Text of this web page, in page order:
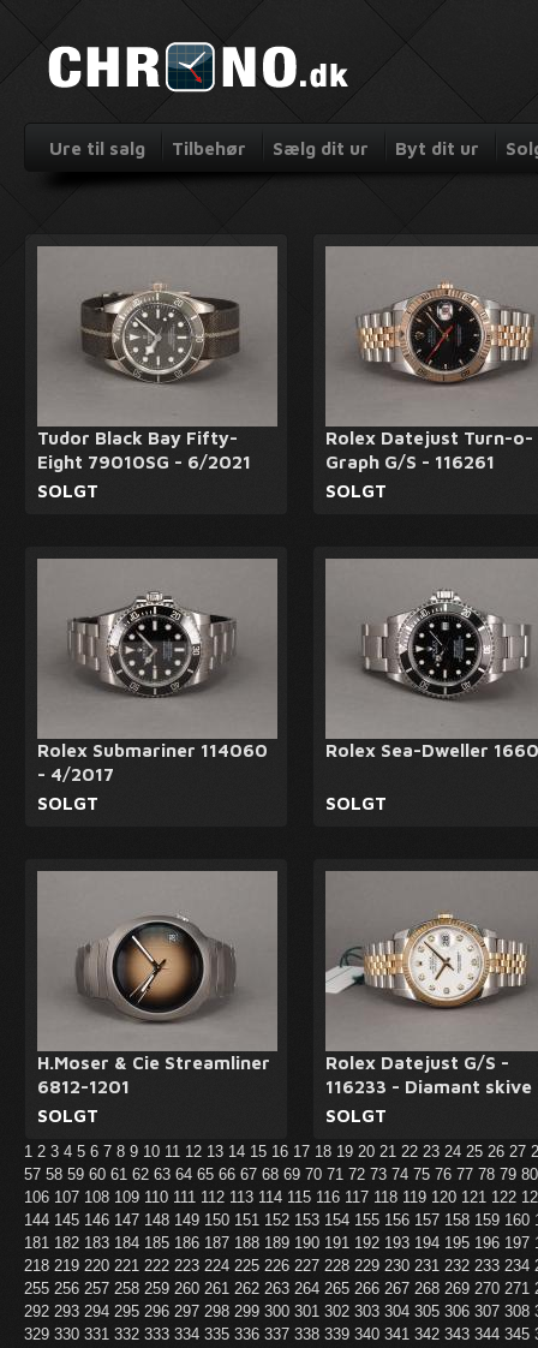
Ure til salg Tilbehør Sælg dit ur Byt dit ur
Tudor Black Bay Fifty-
Eight 79010SG - 6/2021
SOLGT
Rolex Datejust Turn-o-
Graph G/S - 116261
SOLGT
Rolex Submariner 114060
- 4/2017
SOLGT
Rolex Sea-Dweller
SOLGT
H.Moser & Cie Streamliner
6812-1201
SOLGT
Rolex Datejust G/S -
116233 - Diamant skive
SOLGT
1 2 3 4 5 6 7 8 9 10 11 12 13 14 15 16 17 18 19 20 21 22 23 24 25 26 27
57 58 59 60 61 62 63 64 65 66 67 68 69 70 71 72 73 74 75 76 77 78 79
106 107 108 109 110 111 112 113 114 115 116 117 118 119 120 121 122
144 145 146 147 148 149 150 151 152 153 154 155 156 157 158 159 160
181 182 183 184 185 186 187 188 189 190 191 192 193 194 195 196 197
218 219 220 221 222 223 224 225 226 227 228 229 230 231 232 233 234
255 256 257 258 259 260 261 262 263 264 265 266 267 268 269 270 271
292 293 294 295 296 297 298 299 300 301 302 303 304 305 306 307 308
329 330 331 332 333 334 335 336 337 338 339 340 341 342 343 344 345